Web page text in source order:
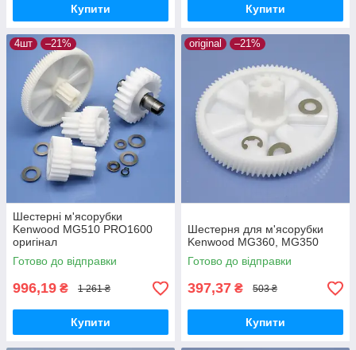
Купити Купити
4шт –21%
Шестерні м'ясорубки
Kenwood MG510 PRO1600
оригінал
Готово до відправки
996,19 ₴ 1 261 ₴
Купити
original –21%
Шестерня для м'ясорубки
Kenwood MG360, MG350
Готово до відправки
397,37 ₴ 503 ₴
Купити